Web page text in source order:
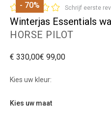
- 70% Schrijf eerste
Winterjas Essentials
HORSE PILOT
€ 99,00
€ 330,00
Kies uw kleur:
Kies uw maat